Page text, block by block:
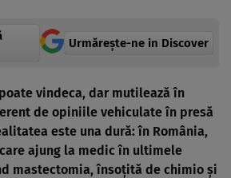
Urmărește-ne in Discover
vindeca, dar mutilează în
de opiniile vehiculate în presă
este una dură: în România,
ajung la medic în ultimele
mastectomia, însoţită de chimio şi